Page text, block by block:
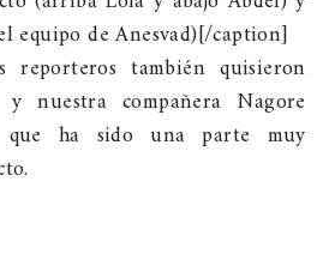
equipo de Anesvad)[/caption]
reporteros también quisieron
nuestra compañera Nagore
que ha sido una parte muy